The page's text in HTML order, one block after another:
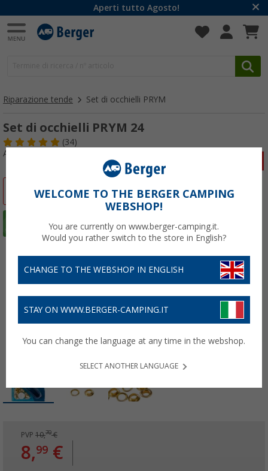
Aperti tutto Agosto!
Riparazione tende Set di occhielli PRYM
Set di occhielli PRYM 24
(34)
Articolo n: 410420
-15%
PVP 10,70€
8,99 €
WELCOME TO THE BERGER CAMPING
WEBSHOP!
You are currently on www.berger-camping.it.
Would you rather switch to the store in English?
CHANGE TO THE WEBSHOP IN ENGLISH
STAY ON WWW.BERGER-CAMPING.IT
You can change the language at any time in the webshop.
SELECT ANOTHER LANGUAGE